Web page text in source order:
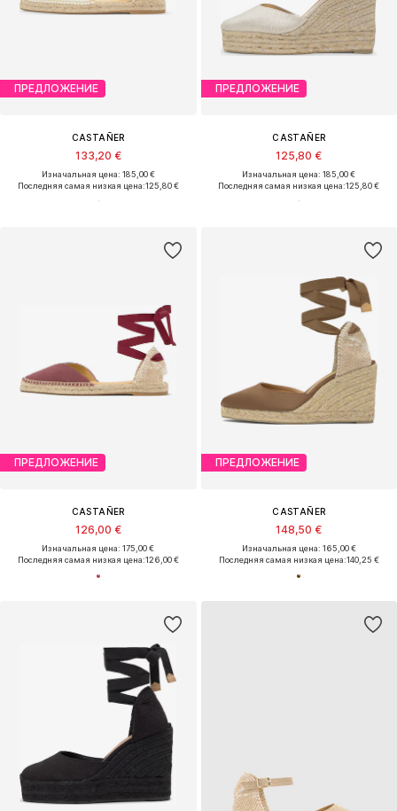
ПРЕДЛОЖЕНИЕ
CASTAÑER
133,20 €
Изначальная цена: 185,00 €
Последняя самая низкая цена:125,80 €
ПРЕДЛОЖЕНИЕ
CASTAÑER
125,80 €
Изначальная цена: 185,00 €
Последняя самая низкая цена:125,80 €
ПРЕДЛОЖЕНИЕ
CASTAÑER
126,00 €
Изначальная цена: 175,00 €
Последняя самая низкая цена:126,00 €
ПРЕДЛОЖЕНИЕ
CASTAÑER
148,50 €
Изначальная цена: 165,00 €
Последняя самая низкая цена:140,25 €